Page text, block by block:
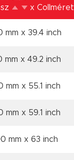
x Collméret
mm x 39.4 inch
mm x 49.2 inch
mm x 55.1 inch
mm x 59.1 inch
mm x 63 inch